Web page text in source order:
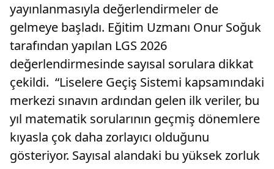
yayınlanmasıyla değerlendirmeler de
gelmeye başladı. Eğitim Uzmanı Onur Soğuk
tarafından yapılan LGS 2026
değerlendirmesinde sayısal sorulara dikkat
çekildi. “Liselere Geçiş Sistemi kapsamındaki
merkezi sınavın ardından gelen ilk veriler, bu
yıl matematik sorularının geçmiş dönemlere
kıyasla çok daha zorlayıcı olduğunu
gösteriyor. Sayısal alandaki bu yüksek zorluk